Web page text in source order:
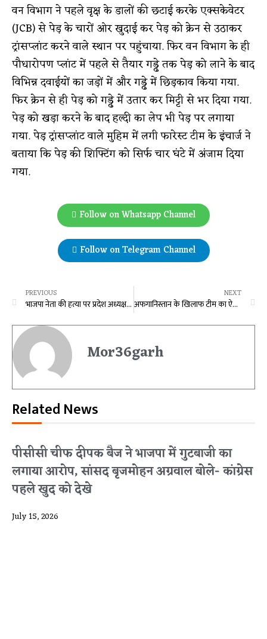
वन विभाग ने पहले वृक्ष के डालों की छटाई करके एक्सकेवेटर
(JCB) से पेड़ के चारों ओर खुदाई कर पेड़ को क्रेन से उठाकर
ट्रांसप्लांट करने वाले स्थान पर पहुंचाया. फिर वन विभाग के ही
पौधारोपण प्लांट में पहले से तैयार गड्ढे तक पेड़ को लाने के बाद
विभिन्न दवाईयों का जड़ों में और गड्ढे में छिड़काव किया गया.
फिर क्रेन से ही पेड़ को गड्ढे में उतार कर मिट्टी से भर दिया गया.
पेड़ को खड़ा करने के बाद हल्दी का लेप भी पेड़ पर लगाया
गया. पेड़ ट्रांसप्लांट वाले मुहिम में लगी फारेस्ट टीम के इंचार्ज ने
बताया कि पेड़ की शिफ्टिंग को सिर्फ चार घंटे में अंजाम दिया
गया.
Follow on Whatsapp Channel
Follow on Telegram Channel
PREVIOUS
भाजपा नेता की हत्या पर प्रदेश अध्यक्ष किरण सिंह देव ने जताया दुख, कहा- विश्वास दिलाता हूं कि शासन-प्रशासन आपके साथ है, दोषियों को बख्शा नहीं जाएगा
NEXT
अफगानिस्तान के खिलाफ टीम का ऐलान, रोहित होंगे T-20 सीरीज में कप्तान, इस बड़े खिलाड़ी को नहीं मिला मौका
Mor36garh
Related News
पीसीसी चीफ दीपक बैज ने भाजपा में गुटबाजी का
लगाया आरोप, सांसद बृजमोहन अग्रवाल बोले- कांग्रेस
पहले खुद को देखे
July 15, 2026